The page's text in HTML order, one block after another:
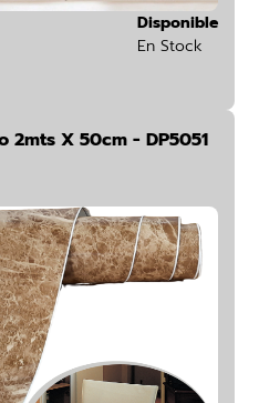
Disponible
En Stock
2mts X 50cm - DP5051